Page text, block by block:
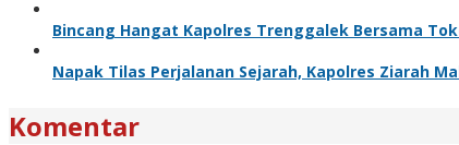
Bincang Hangat Kapolres Trenggalek Bersama
Napak Tilas Perjalanan Sejarah, Kapolres Ziarah
Komentar